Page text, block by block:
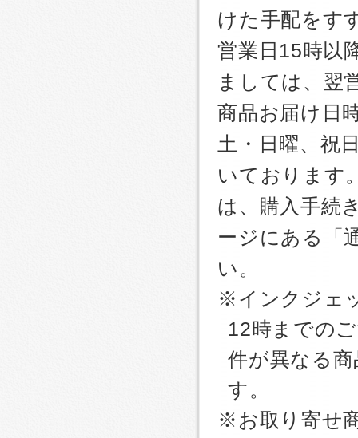
けた手配をす
営業日15時以
ましては、翌
商品お届け日
土・日曜、祝
いております
は、購入手続
ージにある「
い。
※インクジェ
12時までの
件が異なる
す。
※お取り寄せ